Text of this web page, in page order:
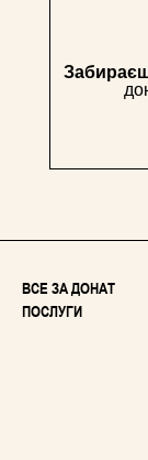
ВСЕ ЗА ДОНАТ
ПОСЛУГИ